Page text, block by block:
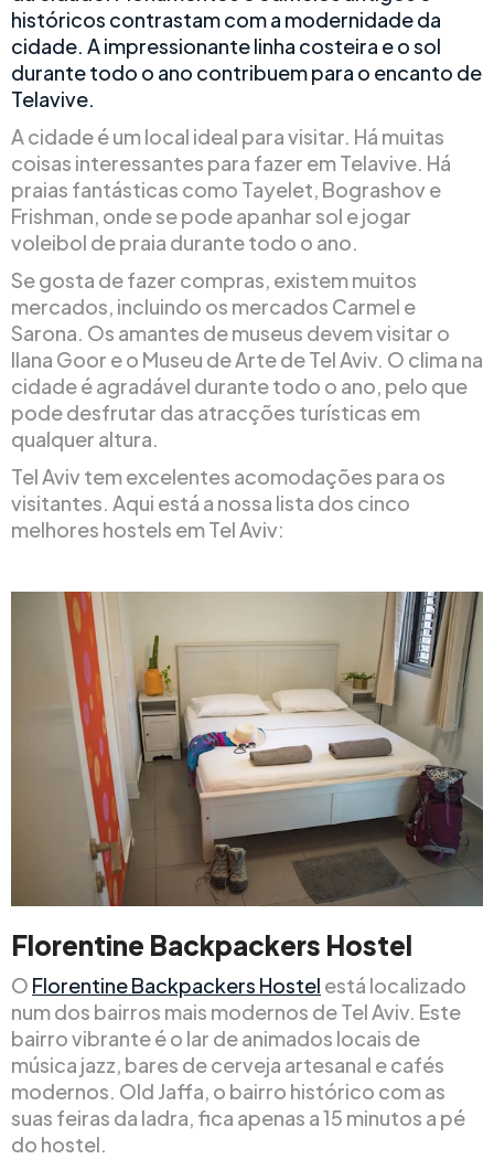
históricos contrastam com a modernidade da
cidade. A impressionante linha costeira e o sol
durante todo o ano contribuem para o encanto de
Telavive.
A cidade é um local ideal para visitar. Há muitas
coisas interessantes para fazer em Telavive. Há
praias fantásticas como Tayelet, Bograshov e
Frishman, onde se pode apanhar sol e jogar
voleibol de praia durante todo o ano.
Se gosta de fazer compras, existem muitos
mercados, incluindo os mercados Carmel e
Sarona. Os amantes de museus devem visitar o
Ilana Goor e o Museu de Arte de Tel Aviv. O clima na
cidade é agradável durante todo o ano, pelo que
pode desfrutar das atracções turísticas em
qualquer altura.
Tel Aviv tem excelentes acomodações para os
visitantes. Aqui está a nossa lista dos cinco
melhores hostels em Tel Aviv:
Florentine Backpackers Hostel
O Florentine Backpackers Hostel está localizado
num dos bairros mais modernos de Tel Aviv. Este
bairro vibrante é o lar de animados locais de
música jazz, bares de cerveja artesanal e cafés
modernos. Old Jaffa, o bairro histórico com as
suas feiras da ladra, fica apenas a 15 minutos a pé
do hostel.